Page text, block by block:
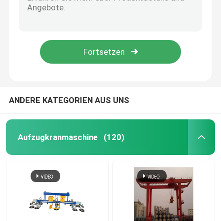
Portalkran
Marine Hydraulic Winch
Elektrische anhebende Plattform
Elektrische Schiffswinde
ANDERE KATEGORIEN AUS UNS
Aufzugkranmaschine (120)